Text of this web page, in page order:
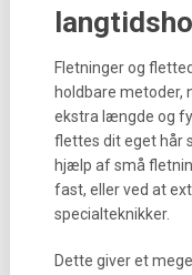
Fletninger og
holdbare
ekstra længde og
flettes dit eget hår
hjælp af små
fast, eller ved at
specialteknikker.
Dette giver et